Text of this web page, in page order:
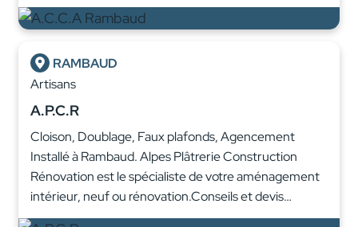
RAMBAUD
Artisans
A.P.C.R
Cloison, Doublage, Faux plafonds, Agencement
Installé à Rambaud. Alpes Plâtrerie Construction
Rénovation est le spécialiste de votre aménagement
intérieur, neuf ou rénovation.Conseils et devis…